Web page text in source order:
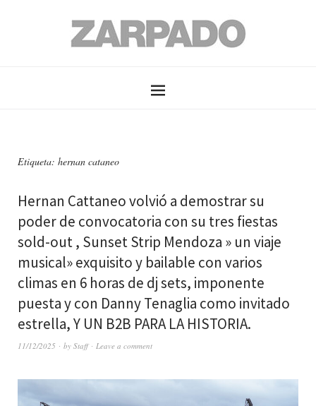
Etiqueta: hernan cataneo
Hernan Cattaneo volvió a demostrar su
poder de convocatoria con su tres fiestas
sold-out , Sunset Strip Mendoza » un viaje
musical» exquisito y bailable con varios
climas en 6 horas de dj sets, imponente
puesta y con Danny Tenaglia como invitado
estrella, Y UN B2B PARA LA HISTORIA.
11/12/2025 by Staff Leave a comment